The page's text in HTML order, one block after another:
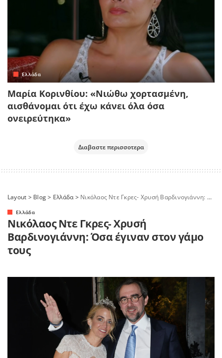
Ελλάδα
Μαρία Κορινθίου: «Νιώθω χορτασμένη,
αισθάνομαι ότι έχω κάνει όλα όσα
ονειρεύτηκα»
Διαβαστε περισσοτερα
Layout > Blog> Ελλάδα> Νικόλαος Ντε Γκρες- Χρυσή Βαρδινογιάννη: Όσα έγιναν στον γάμο τους
Ελλάδα
Νικόλαος Ντε Γκρες- Χρυσή
Βαρδινογιάννη: Όσα έγιναν στον γάμο
τους